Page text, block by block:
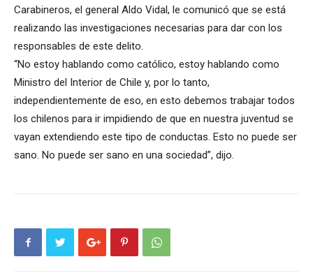
Carabineros, el general Aldo Vidal, le comunicó que se está
realizando las investigaciones necesarias para dar con los
responsables de este delito.
“No estoy hablando como católico, estoy hablando como
Ministro del Interior de Chile y, por lo tanto,
independientemente de eso, en esto debemos trabajar todos
los chilenos para ir impidiendo de que en nuestra juventud se
vayan extendiendo este tipo de conductas. Esto no puede ser
sano. No puede ser sano en una sociedad”, dijo.